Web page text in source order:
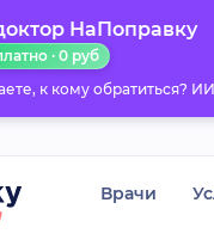
НаПоправку
· 0 руб
к кому обратиться?
Врачи